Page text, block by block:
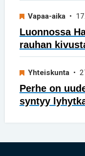
Vapaa-aika •
Luonnossa
rauhan
Yhteiskunta •
Perhe on
syntyy